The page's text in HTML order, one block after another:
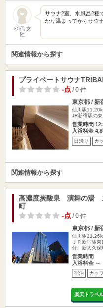
30代 女
性
サウナ2室、水風呂2種
かり温まってからサウ
関連情報から探す
プライベートサウナ
-点/ 0 件
東京都 / 新
仙川駅
JR新宿駅の
営業時間
入浴料金
日帰り カ
関連情報から探す
高濃度炭酸泉 演舞の湯
町
-点/ 0 件
東京都 / 新
仙川駅
ＪＲ新宿駅
分、新大久保
営業時間
入浴料金 ～
宿泊 カッ
楽天トラベ